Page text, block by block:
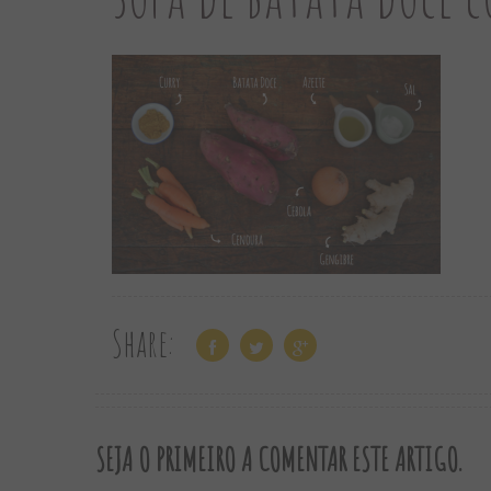
Share:
SEJA O PRIMEIRO A COMENTAR ESTE ARTIGO.